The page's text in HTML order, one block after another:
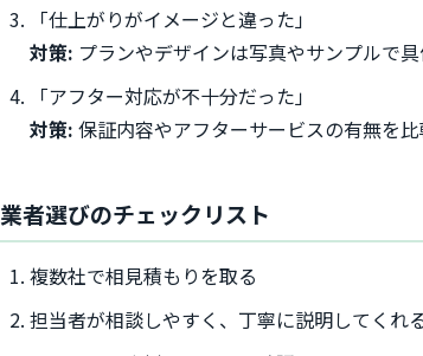
「仕上がりがイメージと違った」
対策: プランやデザインは写真やサンプルで
「アフター対応が不十分だった」
対策: 保証内容やアフターサービスの有無を
業者選びのチェックリスト
複数社で相見積もりを取る
担当者が相談しやすく、丁寧に説明してくれ